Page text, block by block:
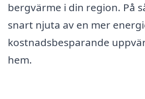
bergvärme i din region. På
snart njuta av en mer
kostnadsbesparande
hem.